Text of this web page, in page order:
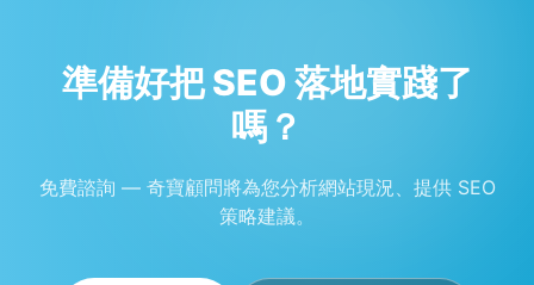
準備好把 SEO 落地實踐了
嗎？
免費諮詢 — 奇寶顧問將為您分析網站現況、提供 SEO
策略建議。